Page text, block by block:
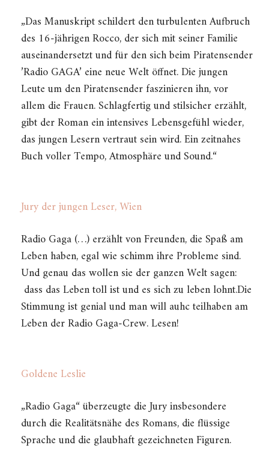
„Das Manuskript schildert den turbulenten Aufbruch
des 16-jährigen Rocco, der sich mit seiner Familie
auseinandersetzt und für den sich beim Piratensender
’Radio GAGA’ eine neue Welt öffnet. Die jungen
Leute um den Piratensender faszinieren ihn, vor
allem die Frauen. Schlagfertig und stilsicher erzählt,
gibt der Roman ein intensives Lebensgefühl wieder,
das jungen Lesern vertraut sein wird. Ein zeitnahes
Buch voller Tempo, Atmosphäre und Sound.“
Jury der jungen Leser, Wien
Radio Gaga (…) erzählt von Freunden, die Spaß am
Leben haben, egal wie schimm ihre Probleme sind.
Und genau das wollen sie der ganzen Welt sagen:
dass das Leben toll ist und es sich zu leben lohnt.Die
Stimmung ist genial und man will auhc teilhaben am
Leben der Radio Gaga-Crew. Lesen!
Goldene Leslie
„Radio Gaga“ überzeugte die Jury insbesondere
durch die Realitätsnähe des Romans, die flüssige
Sprache und die glaubhaft gezeichneten Figuren.